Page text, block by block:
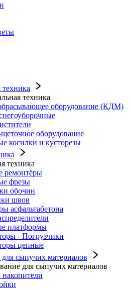
техника
оборудование (КДМ)
оборудование
косилки и кусторезы
техника
ремонтёры
фрезы
обочин
швов
асфальтабетона
платформы
- Погрузчики
цепные
сыпучих материалов
для сыпучих материалов